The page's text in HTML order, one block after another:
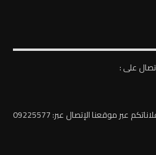
على :
عبر موقعنا الإتصال عبر: 09225577